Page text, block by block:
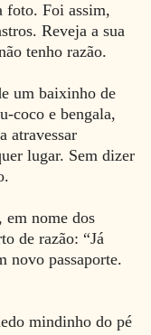
foto. Foi assim,
Reveja a sua
tenho razão.
um baixinho de
coco e bengala,
atravessar
lugar. Sem dizer
em nome dos
de razão: “Já
novo passaporte.
mindinho do pé